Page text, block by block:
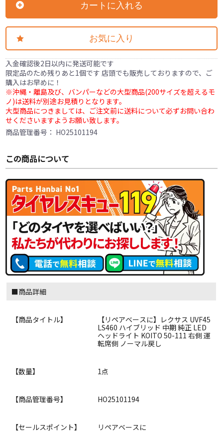
カートに入れる
お気に入り
入金確認後2日以内に発送可能です
限定品のため残りあと1個です 店頭でも販売しておりますので、ご
購入はお早めに！
※沖縄・離島及び、バンパーなどの大型商品(200サイズを超えるモ
ノ)は送料が別途お見積りとなります。
大型商品につきましては、ご注文前に送料について必ずお問い合わ
せくださいますようお願い致します。
商品管理番号： HO25101194
この商品について
■商品詳細
【商品タイトル】
【リペアベースに】レクサス UVF45
LS460 ハイブリッド 中期 純正 LED
ヘッドライト KOITO 50-111 右側 運
転席側 ノーマル戻し
【数量】 1点
【商品管理番号】 HO25101194
【セールスポイント】
リペアベースに